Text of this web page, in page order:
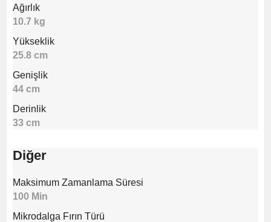
Ağırlık
10.7 kg
Yükseklik
25.8 cm
Genişlik
44 cm
Derinlik
33 cm
Diğer
Maksimum Zamanlama Süresi
100 Min
Mikrodalga Fırın Türü